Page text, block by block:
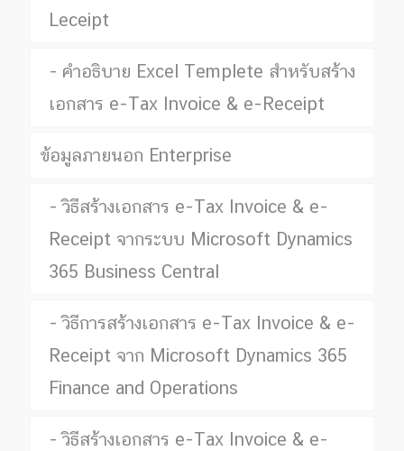
Leceipt
คำอธิบาย Excel Templete สำหรับสร้าง
เอกสาร e-Tax Invoice & e-Receipt
ข้อมูลภายนอก Enterprise
วิธีสร้างเอกสาร e-Tax Invoice & e-
Receipt จากระบบ Microsoft Dynamics
365 Business Central
วิธีการสร้างเอกสาร e-Tax Invoice & e-
Receipt จาก Microsoft Dynamics 365
Finance and Operations
วิธีสร้างเอกสาร e-Tax Invoice & e-